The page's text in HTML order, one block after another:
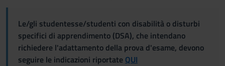
Le/gli studentesse/studenti con disabilità o disturbi
specifici di apprendimento (DSA), che intendano
richiedere l'adattamento della prova d'esame, devono
seguire le indicazioni riportate QUI